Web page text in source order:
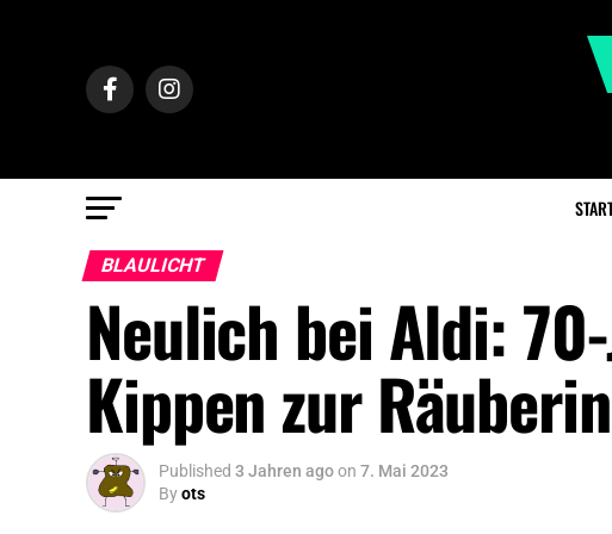
BLAULICHT
Neulich bei Aldi:
Kippen zur Räuberin
Published 3 Jahren agoon 7. Mai 2023
Byots